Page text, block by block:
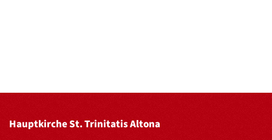
Hauptkirche St. Trinitatis Altona